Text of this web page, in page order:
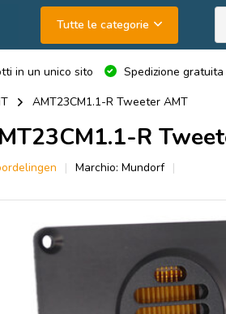
Tutte le categorie
in un unico sito
Spedizione
AMT23CM1.1-R Tweeter AMT
R
Marchio: Mundorf